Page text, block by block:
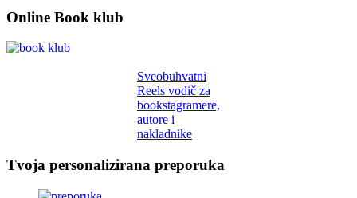
Online Book klub
Sveobuhvatni
Reels vodič za
bookstagramere,
autore i
nakladnike
Tvoja personalizirana preporuka